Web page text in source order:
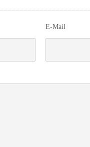
E-Mail